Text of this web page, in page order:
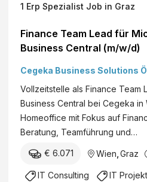
1 Erp Spezialist Job in Graz
Finance Team Lead für
Business Central (m/w/d)
Cegeka Business Solutions
Vollzeitstelle als Finance Team
Business Central bei Cegeka in
Homeoffice mit Fokus auf
Beratung, Teamführung und…
€ 6.071 Wien Graz
IT Consulting IT